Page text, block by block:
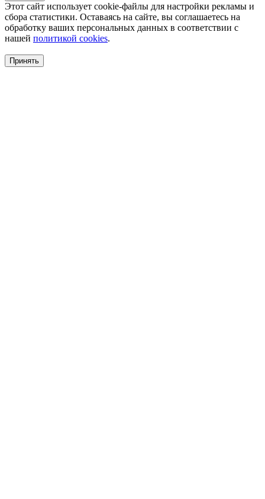
Этот сайт использует cookie-файлы для настройки рекламы и
сбора статистики. Оставаясь на сайте, вы соглашаетесь на
обработку ваших персональных данных в соответствии с
нашей политикой cookies.
Принять